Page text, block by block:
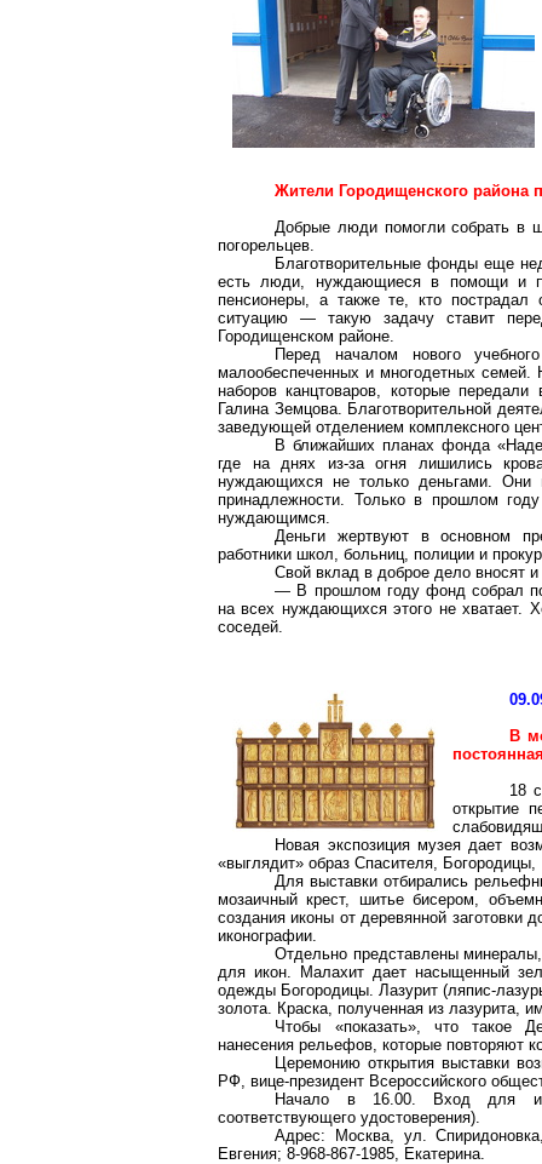
Жители Городищенского района
Добрые люди помогли собрать в
погорельцев.
Благотворительные фонды еще
есть люди, нуждающиеся в помощи и
пенсионеры, а также те, кто
ситуацию — такую задачу ставит
Городищенском районе.
Перед началом нового
малообеспеченных и многодетных
наборов канцтоваров, которые
Галина Земцова. Благотворительной
заведующей отделением комплексного
В ближайших планах фонда
где на днях из-за огня лишились
нуждающихся не только деньгами.
принадлежности. Только в прошлом
нуждающимся.
Деньги жертвуют в основном
работники школ, больниц, полиции и
Свой вклад в доброе дело вносят
— В прошлом году фонд собрал
на всех нуждающихся этого не хватает.
соседей.
В
18
открытие
Новая экспозиция музея дает
«выглядит» образ Спасителя,
Для выставки отбирались
мозаичный крест, шитье бисером,
создания иконы от деревянной заготовки
иконографии.
Отдельно представлены
для икон. Малахит дает насыщенный
одежды Богородицы. Лазурит (ляпис-
золота. Краска, полученная из лазурита,
Чтобы «показать», что такое
нанесения рельефов, которые повторяют
Церемонию открытия выставки
РФ, вице-президент Всероссийского
Начало в 16.00. Вход для
соответствующего удостоверения).
Адрес: Москва, ул.
Евгения; 8-968-867-1985, Екатерина.